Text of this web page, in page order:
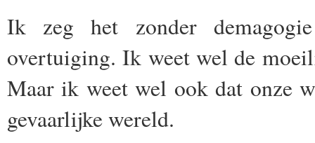
Ik zeg het zonder
overtuiging. Ik weet wel de
Maar ik weet wel ook dat onze
gevaarlijke wereld.